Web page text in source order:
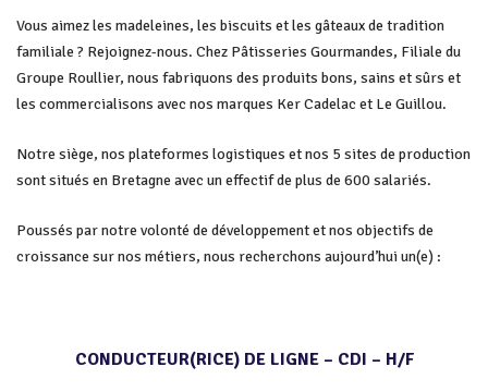
Vous aimez les madeleines, les biscuits et les gâteaux de tradition
familiale ? Rejoignez-nous. Chez Pâtisseries Gourmandes, Filiale du
Groupe Roullier, nous fabriquons des produits bons, sains et sûrs et
les commercialisons avec nos marques Ker Cadelac et Le Guillou.
Notre siège, nos plateformes logistiques et nos 5 sites de production
sont situés en Bretagne avec un effectif de plus de 600 salariés.
Poussés par notre volonté de développement et nos objectifs de
croissance sur nos métiers, nous recherchons aujourd’hui un(e) :
CONDUCTEUR(RICE) DE LIGNE – CDI – H/F